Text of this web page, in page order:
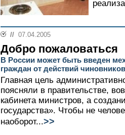
// 07.04.2005
Добро пожаловаться
В России может быть введен
граждан от действий чиновников
Главная цель
поясняли в правительстве,
кабинета министров, а
государства». Чтобы не
наоборот...>>